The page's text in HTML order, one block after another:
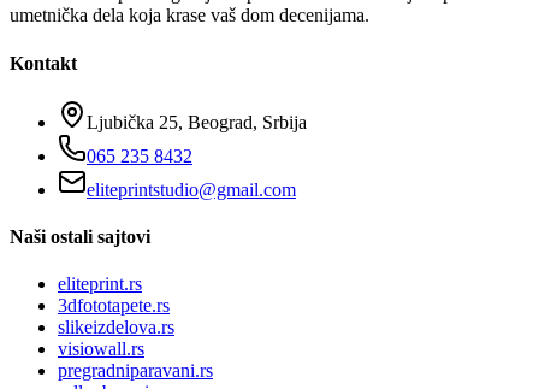
umetnička dela koja krase vaš dom decenijama.
Kontakt
Ljubička 25, Beograd, Srbija
065 235 8432
eliteprintstudio@gmail.com
Naši ostali sajtovi
eliteprint.rs
3dfototapete.rs
slikeizdelova.rs
visiowall.rs
pregradniparavani.rs